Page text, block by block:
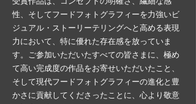
性、そしてフードフォトグラフィーを力強いビ
ジュアル・ストーリーテリングへと高める表現
力において、特に優れた存在感を放っていま
す。
ご参加いただいたすべての皆さまに、極め
て高い完成度の作品をお寄せいただいたこと、
そして現代フードフォトグラフィーの進化と豊
かさに貢献してくださったことに、心より敬意